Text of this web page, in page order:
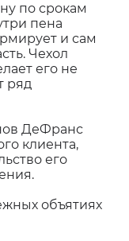
по срокам
пена
и сам
Чехол
его не
ряд
ДеФранс
клиента,
его
объятиях